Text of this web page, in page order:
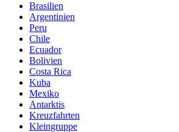
Brasilien
Argentinien
Peru
Chile
Ecuador
Bolivien
Costa Rica
Kuba
Mexiko
Antarktis
Kreuzfahrten
Kleingruppe